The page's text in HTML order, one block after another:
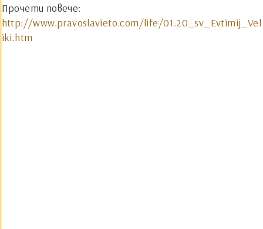
Прочети повече:
http://www.pravoslavieto.com/life/01.20_sv_Evtimij_Vel
iki.htm